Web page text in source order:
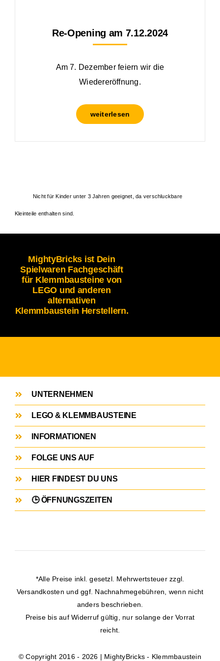
Re-Opening am 7.12.2024
Am 7. Dezember feiern wir die
Wiedereröffnung.
weiterlesen
Nicht für Kinder unter 3 Jahren geeignet, da verschluckbare
Kleinteile enthalten sind.
MightyBricks ist Dein
Spielwaren Fachgeschäft
für Klemmbausteine von
LEGO und anderen
alternativen
Klemmbaustein Herstellern.
UNTERNEHMEN
LEGO & KLEMMBAUSTEINE
INFORMATIONEN
FOLGE UNS AUF
HIER FINDEST DU UNS
🕒 ÖFFNUNGSZEITEN
*Alle Preise inkl. gesetzl. Mehrwertsteuer zzgl.
Versandkosten und ggf. Nachnahmegebühren, wenn nicht
anders beschrieben.
Preise bis auf Widerruf gültig, nur solange der Vorrat
reicht.
© Copyright 2016 - 2026 | MightyBricks - Klemmbaustein